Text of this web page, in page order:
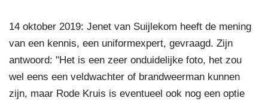
14 oktober 2019: Jenet van Suijlekom heeft de mening
van een kennis, een uniformexpert, gevraagd. Zijn
antwoord: "Het is een zeer onduidelijke foto, het zou
wel eens een veldwachter of brandweerman kunnen
zijn, maar Rode Kruis is eventueel ook nog een optie